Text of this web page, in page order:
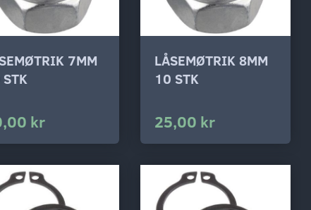
7MM
kr
LÅSEMØTRIK 8MM
10 STK
25,00 kr